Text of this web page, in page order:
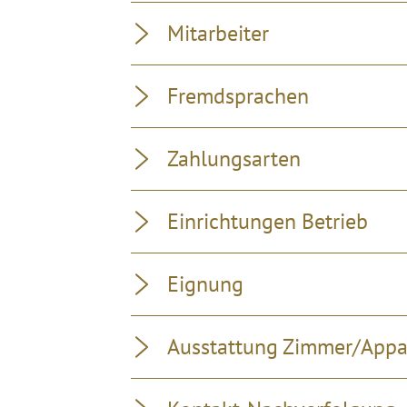
Mitarbeiter
Fremdsprachen
Zahlungsarten
Einrichtungen Betrieb
Eignung
Ausstattung Zimmer/